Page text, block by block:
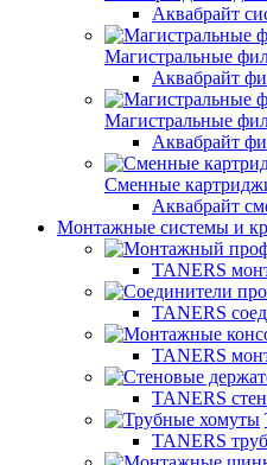
Аквабрайт
Магистральные
Аквабрайт
Магистральные
Аквабрайт
Сменные
Аквабрайт
Монтажные системы и
TANERS
TANERS
TANERS
TANERS
TANERS